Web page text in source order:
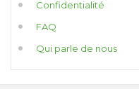
Confidentialité
FAQ
Qui parle de nous